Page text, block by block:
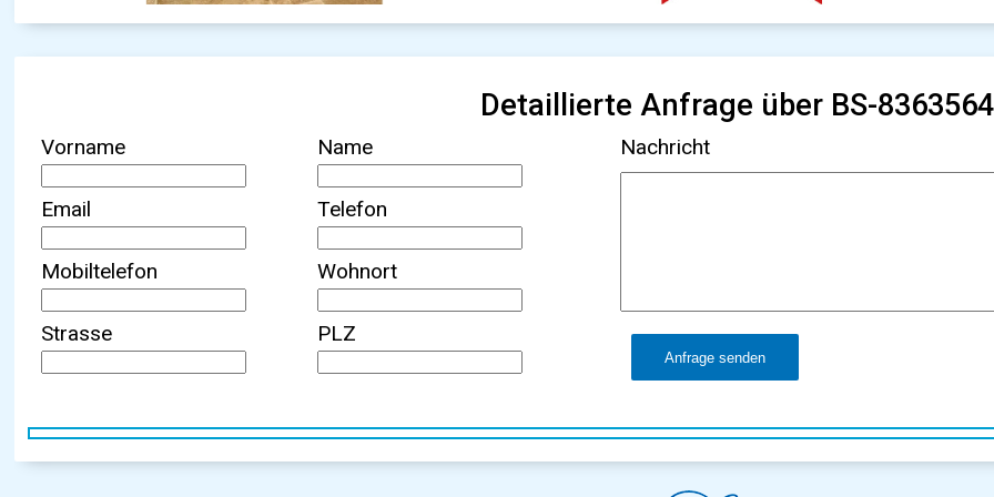
Detaillierte Anfrage über BS-
Vorname Name
Email Telefon
Mobiltelefon Wohnort
Strasse PLZ
Nachricht
Anfrage senden